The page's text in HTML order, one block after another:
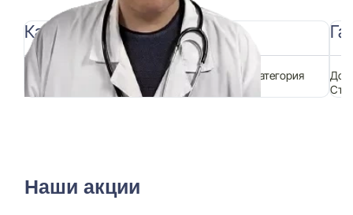
Каримов Равиль Рамилович
Должность:
Главный врач, терапевт, высшая категория
Стаж:
Наши акции